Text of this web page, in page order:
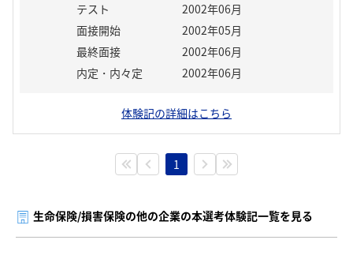
テスト
2002年06月
面接開始
2002年05月
最終面接
2002年06月
内定・内々定
2002年06月
体験記の詳細はこちら
1
生命保険/損害保険の他の企業の本選考体験記一覧を見る